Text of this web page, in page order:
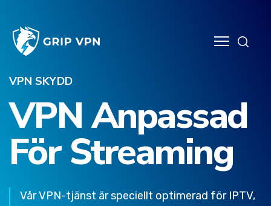
VPN SKYDD
VPN Anpassad
För Streaming
Vår VPN-tjänst är speciellt optimerad för IPTV,